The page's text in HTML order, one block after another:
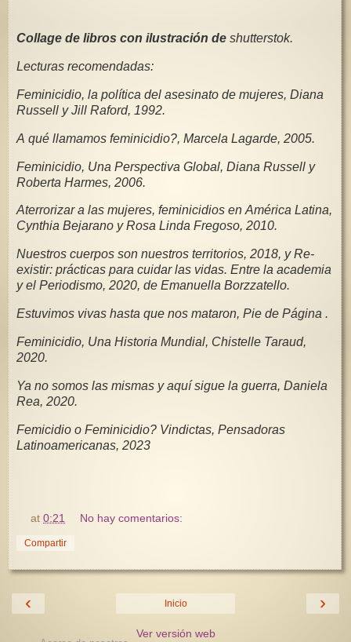
Collage de libros con ilustración de shutterstok.
Lecturas recomendadas:
Feminicidio, la política del asesinato de mujeres, Diana
Russell y Jill Raford, 1992.
A qué llamamos feminicidio?, Marcela Lagarde, 2005.
Feminicidio, Una Perspectiva Global, Diana Russell y
Roberta Harmes, 2006.
Aterrorizar a las mujeres, feminicidios en América Latina,
Cynthia Bejarano y Rosa Linda Fregoso, 2010.
Nuestros cuerpos son nuestros territorios, 2018, y Re-
existir: prácticas para cuidar las vidas. Entre la academia
y el Periodismo, 2020, de Emanuella Borzzatello.
Estuvimos vivas hasta que nos mataron, Pie de Página .
Feminicidio, Una Historia Mundial, Chistelle Taraud,
2020.
Ya no somos las mismas y aquí sigue la guerra, Daniela
Rea, 2020.
Femicidio o Feminicidio? Vindictas, Pensadoras
Latinoamericanas, 2023
at0:21 No hay comentarios:
Compartir
‹ ›
Inicio
Ver versión web